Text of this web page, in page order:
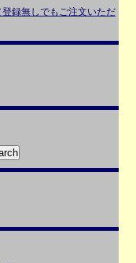
録無しでもご注文いただ